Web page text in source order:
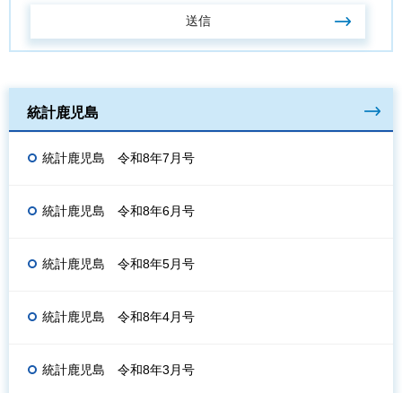
統計鹿児島
統計鹿児島 令和8年7月号
統計鹿児島 令和8年6月号
統計鹿児島 令和8年5月号
統計鹿児島 令和8年4月号
統計鹿児島 令和8年3月号